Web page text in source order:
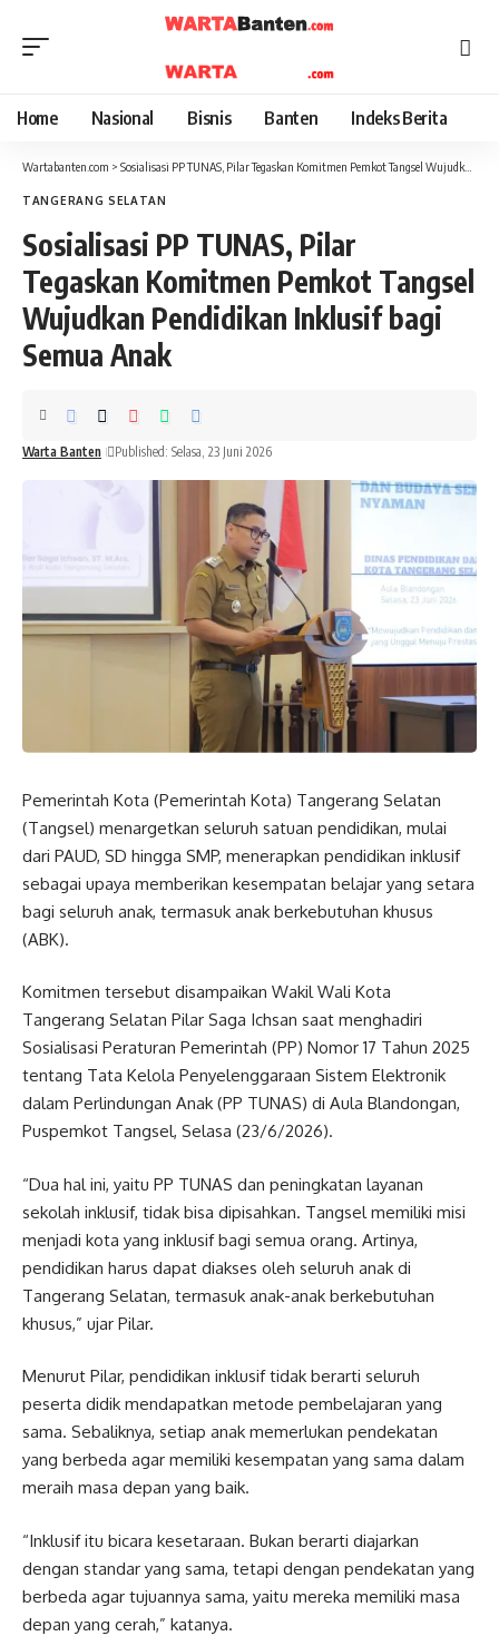
Home Nasional Bisnis Banten Indeks Berita
Wartabanten.com > Sosialisasi PP TUNAS, Pilar Tegaskan Komitmen Pemkot Tangsel Wujudkan Pendidikan Inklusif bagi Semua Anak
TANGERANG SELATAN
Sosialisasi PP TUNAS, Pilar
Tegaskan Komitmen Pemkot Tangsel
Wujudkan Pendidikan Inklusif bagi
Semua Anak
Warta Banten Published: Selasa, 23 Juni 2026
Pemerintah Kota (Pemerintah Kota) Tangerang Selatan
(Tangsel) menargetkan seluruh satuan pendidikan, mulai
dari PAUD, SD hingga SMP, menerapkan pendidikan inklusif
sebagai upaya memberikan kesempatan belajar yang setara
bagi seluruh anak, termasuk anak berkebutuhan khusus
(ABK).
Komitmen tersebut disampaikan Wakil Wali Kota
Tangerang Selatan Pilar Saga Ichsan saat menghadiri
Sosialisasi Peraturan Pemerintah (PP) Nomor 17 Tahun 2025
tentang Tata Kelola Penyelenggaraan Sistem Elektronik
dalam Perlindungan Anak (PP TUNAS) di Aula Blandongan,
Puspemkot Tangsel, Selasa (23/6/2026).
“Dua hal ini, yaitu PP TUNAS dan peningkatan layanan
sekolah inklusif, tidak bisa dipisahkan. Tangsel memiliki misi
menjadi kota yang inklusif bagi semua orang. Artinya,
pendidikan harus dapat diakses oleh seluruh anak di
Tangerang Selatan, termasuk anak-anak berkebutuhan
khusus,” ujar Pilar.
Menurut Pilar, pendidikan inklusif tidak berarti seluruh
peserta didik mendapatkan metode pembelajaran yang
sama. Sebaliknya, setiap anak memerlukan pendekatan
yang berbeda agar memiliki kesempatan yang sama dalam
meraih masa depan yang baik.
“Inklusif itu bicara kesetaraan. Bukan berarti diajarkan
dengan standar yang sama, tetapi dengan pendekatan yang
berbeda agar tujuannya sama, yaitu mereka memiliki masa
depan yang cerah,” katanya.